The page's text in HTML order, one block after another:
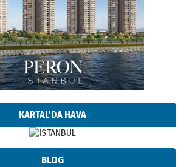
KARTAL'DA HAVA
BLOG